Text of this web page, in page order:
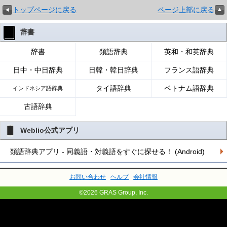
トップページに戻る ページ上部に戻る
辞書
辞書 類語辞典 英和・和英辞典
日中・中日辞典 日韓・韓日辞典 フランス語辞典
インドネシア語辞典 タイ語辞典 ベトナム語辞典
古語辞典
Weblio公式アプリ
類語辞典アプリ - 同義語・対義語をすぐに探せる！ (Android)
お問い合わせ ヘルプ 会社情報
©2026 GRAS Group, Inc.